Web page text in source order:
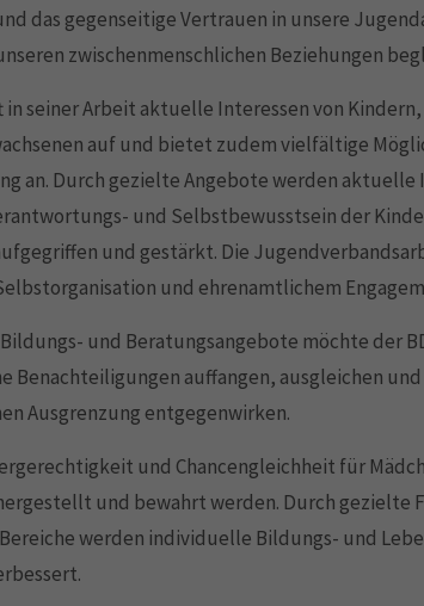
das gegenseitige Vertrauen in unsere
zwischenmenschlichen Beziehungen
in seiner Arbeit aktuelle Interessen von
auf und bietet zudem vielfältige
an. Durch gezielte Angebote werden aktuelle
und Selbstbewusstsein der
und gestärkt. Die
und ehrenamtlichem
und Beratungsangebote möchte der
Benachteiligungen auffangen, ausgleichen
Ausgrenzung entgegenwirken.
und Chancengleichheit für
und bewahrt werden. Durch gezielte
werden individuelle Bildungs- und